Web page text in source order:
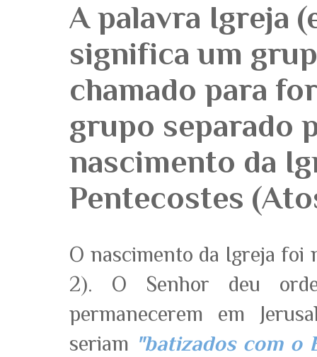
A palavra Igreja
significa um
chamado para
grupo separado
nascimento da
Pentecostes
O nascimento da Igreja foi
2). O Senhor deu
permanecerem em
seriam "batizados com o